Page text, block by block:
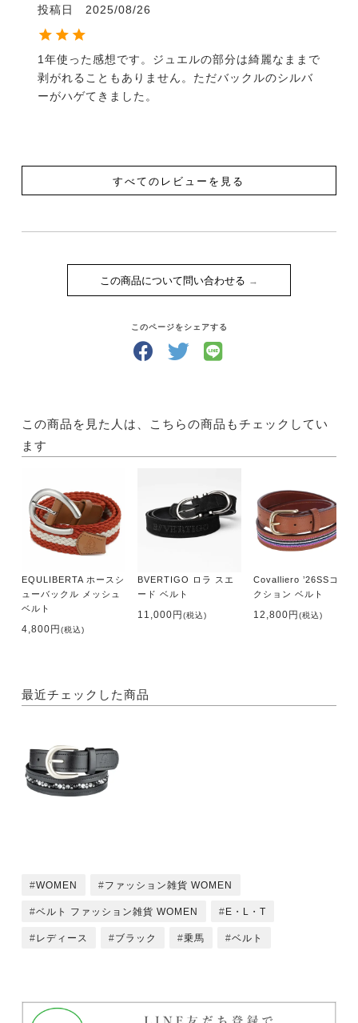
投稿日 2025/08/26
1年使った感想です。ジュエルの部分は綺麗なままで
剥がれることもありません。ただバックルのシルバ
ーがハゲてきました。
すべてのレビューを見る
この商品について問い合わせる
このページをシェアする
この商品を見た人は、こちらの商品もチェックしてい
ます
EQULIBERTA ホースシ
ューバックル メッシュ
ベルト
4,800円(税込)
BVERTIGO ロラ スエ
ード ベルト
11,000円(税込)
Covalliero ’26SSコレ
クション ベルト
12,800円(税込)
最近チェックした商品
WOMEN ファッション雑貨 WOMEN
ベルト ファッション雑貨 WOMEN E・L・T
レディース ブラック 乗馬 ベルト